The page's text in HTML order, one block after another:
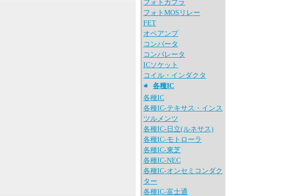
フォトカプラ
フォトMOSリレー
FET
オペアンプ
コンバータ
コンパレータ
ICソケット
コイル・インダクタ
各種IC
各種IC
各種IC-テキサス・インス
ツルメンツ
各種IC-日立(ルネサス)
各種IC-モトローラ
各種IC-東芝
各種IC-NEC
各種IC-オンセミコンダク
ター
各種IC-富士通